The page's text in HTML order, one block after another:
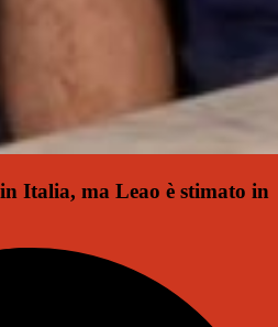
Italia, ma Leao è stimato in